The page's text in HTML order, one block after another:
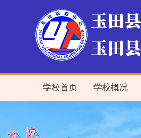
学校首页 学校概况